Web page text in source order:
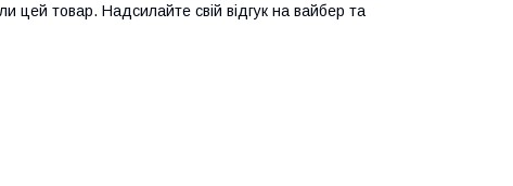
цей товар. Надсилайте свій відгук на вайбер та